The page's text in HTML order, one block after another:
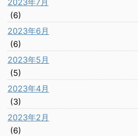
2023年7月
(6)
2023年6月
(6)
2023年5月
(5)
2023年4月
(3)
2023年2月
(6)